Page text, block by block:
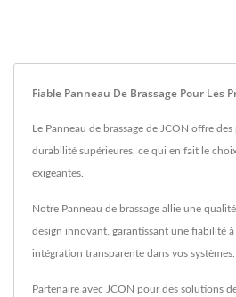
Fiable Panneau De Brassage Pour Les
Le Panneau de brassage de JCON offre
durabilité supérieures, ce qui en fait le
exigeantes.
Notre Panneau de brassage allie une
design innovant, garantissant une fiabilité
intégration transparente dans vos systèmes.
Partenaire avec JCON pour des solutions